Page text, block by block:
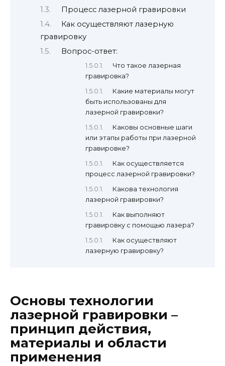
Процесс лазерной гравировки
Как осуществляют лазерную
гравировку
Вопрос-ответ:
Что такое лазерная
гравировка?
Какие материалы могут
быть использованы для
лазерной гравировки?
Каковы основные шаги
или этапы работы при лазерной
гравировке?
Как осуществляется
процесс лазерной гравировки?
Какова технология
лазерной гравировки?
Как выполняют
гравировку с помощью лазера?
Как осуществляют
лазерную гравировку?
Основы технологии
лазерной гравировки –
принцип действия,
материалы и области
применения